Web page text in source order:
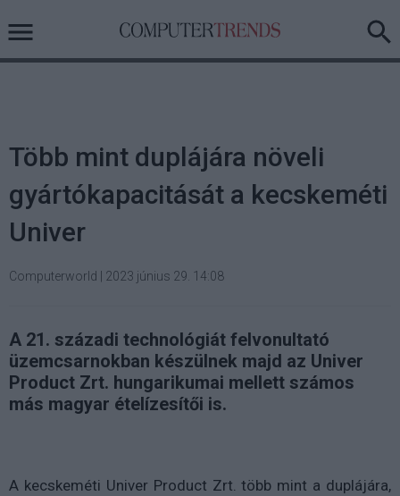
Több mint duplájára növeli
gyártókapacitását a kecskeméti
Univer
Computerworld 2023 június 29. 14:08
A 21. századi technológiát felvonultató
üzemcsarnokban készülnek majd az Univer
Product Zrt. hungarikumai mellett számos
más magyar ételízesítői is.
A kecskeméti Univer Product Zrt. több mint a duplájára,